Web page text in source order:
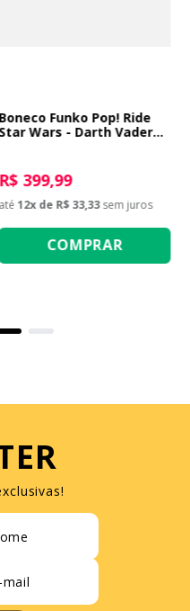
Boneco Funko Pop! Ride
Star Wars - Darth Vader
R$ 399,99
até 12x de R$ 33,33 sem juros
COMPRAR